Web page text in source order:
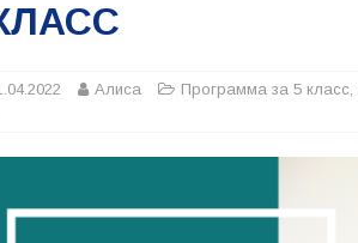
ГОТОВИМСЯ К БОЛЬШОЙ ОЛИМПИАДЕ
Алиса Программа за 5 класс,